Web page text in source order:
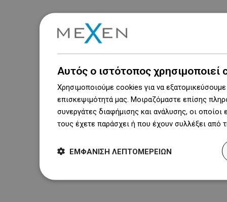
Αυτός ο ιστότοπος χρησιμοποιεί
Χρησιμοποιούμε cookies για να
επισκεψιμότητά μας. Μοιραζόμαστε επίσης
συνεργάτες διαφήμισης και ανάλυσης, οι
τους έχετε παράσχει ή που έχουν συλλέξει
ΕΜΦΆΝΙΣΗ ΛΕΠΤΟΜΕΡΕΙΏΝ